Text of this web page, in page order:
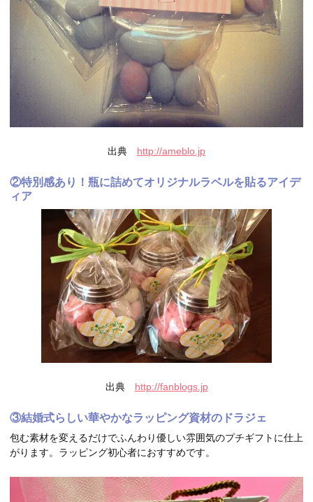
出典 http://ameblo.jp
②特別感あり！瓶に詰めてオリジナルラベルを貼るアイデ
ィア
出典 http://fanblogs.jp
③結婚式らしい華やかなラッピング資材のドラジェ
包む素材を変えるだけでふんわり優しい雰囲気のプチギフトに仕上
がります。ラッピング初心者におすすめです。